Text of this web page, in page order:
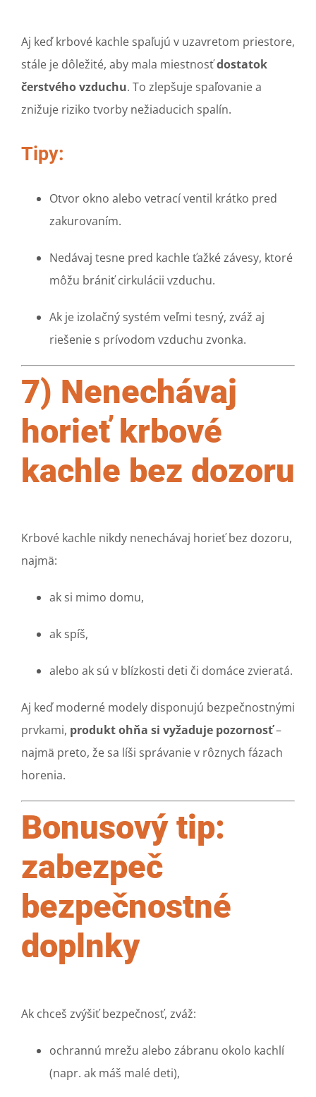
Aj keď krbové kachle spaľujú v uzavretom priestore,
stále je dôležité, aby mala miestnosťdostatok
čerstvého vzduchu. To zlepšuje spaľovanie a
znižuje riziko tvorby nežiaducich spalín.
Tipy:
Otvor okno alebo vetrací ventil krátko pred
zakurovaním.
Nedávaj tesne pred kachle ťažké závesy, ktoré
môžu brániť cirkulácii vzduchu.
Ak je izolačný systém veľmi tesný, zváž aj
riešenie s prívodom vzduchu zvonka.
7) Nenechávaj
horieť krbové
kachle bez dozoru
Krbové kachle nikdy nenechávaj horieť bez dozoru,
najmä:
ak si mimo domu,
ak spíš,
alebo ak sú v blízkosti deti či domáce zvieratá.
Aj keď moderné modely disponujú bezpečnostnými
prvkami, produkt ohňa si vyžaduje pozornosť–
najmä preto, že sa líši správanie v rôznych fázach
horenia.
Bonusový tip:
zabezpeč
bezpečnostné
doplnky
Ak chceš zvýšiť bezpečnosť, zváž:
ochrannú mrežu alebo zábranu okolo kachlí
(napr. ak máš malé deti),